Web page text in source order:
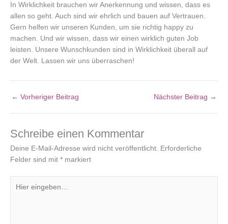
In Wirklichkeit brauchen wir Anerkennung und wissen, dass es
allen so geht. Auch sind wir ehrlich und bauen auf Vertrauen.
Gern helfen wir unseren Kunden, um sie richtig happy zu
machen. Und wir wissen, dass wir einen wirklich guten Job
leisten. Unsere Wunschkunden sind in Wirklichkeit überall auf
der Welt. Lassen wir uns überraschen!
← Vorheriger Beitrag Nächster Beitrag →
Schreibe einen Kommentar
Deine E-Mail-Adresse wird nicht veröffentlicht. Erforderliche
Felder sind mit * markiert
eingeben…